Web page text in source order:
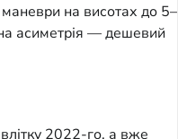
маневри на висотах до 5–
асиметрія — дешевий
2022-го, а вже